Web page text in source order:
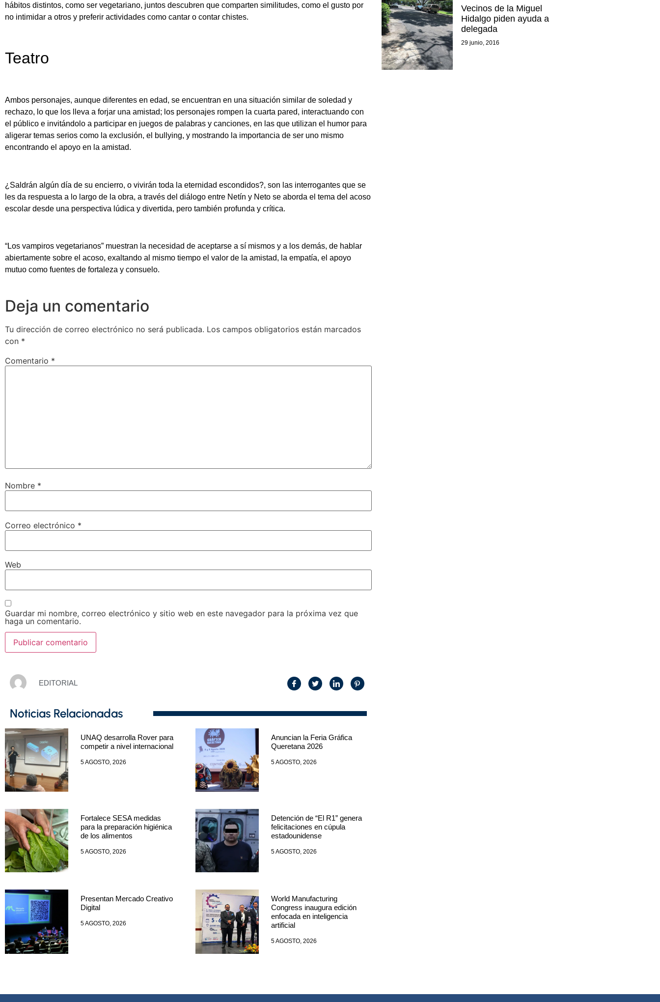
hábitos distintos, como ser vegetariano, juntos descubren que comparten similitudes, como el gusto por
no intimidar a otros y preferir actividades como cantar o contar chistes.
Teatro
Ambos personajes, aunque diferentes en edad, se encuentran en una situación similar de soledad y
rechazo, lo que los lleva a forjar una amistad; los personajes rompen la cuarta pared, interactuando con
el público e invitándolo a participar en juegos de palabras y canciones, en las que utilizan el humor para
aligerar temas serios como la exclusión, el bullying, y mostrando la importancia de ser uno mismo
encontrando el apoyo en la amistad.
¿Saldrán algún día de su encierro, o vivirán toda la eternidad escondidos?, son las interrogantes que se
les da respuesta a lo largo de la obra, a través del diálogo entre Netín y Neto se aborda el tema del acoso
escolar desde una perspectiva lúdica y divertida, pero también profunda y crítica.
“Los vampiros vegetarianos” muestran la necesidad de aceptarse a sí mismos y a los demás, de hablar
abiertamente sobre el acoso, exaltando al mismo tiempo el valor de la amistad, la empatía, el apoyo
mutuo como fuentes de fortaleza y consuelo.
Deja un comentario
Tu dirección de correo electrónico no será publicada. Los campos obligatorios están marcados
con *
Comentario *
Nombre *
Correo electrónico *
Web
Guardar mi nombre, correo electrónico y sitio web en este navegador para la próxima vez que
haga un comentario.
EDITORIAL
Noticias Relacionadas
UNAQ desarrolla Rover para
competir a nivel internacional
5 AGOSTO, 2026
Anuncian la Feria Gráfica
Queretana 2026
5 AGOSTO, 2026
Fortalece SESA medidas
para la preparación higiénica
de los alimentos
5 AGOSTO, 2026
Detención de “El R1” genera
felicitaciones en cúpula
estadounidense
5 AGOSTO, 2026
Presentan Mercado Creativo
Digital
5 AGOSTO, 2026
World Manufacturing
Congress inaugura edición
enfocada en inteligencia
artificial
5 AGOSTO, 2026
Vecinos de la Miguel
Hidalgo piden ayuda a
delegada
29 junio, 2016